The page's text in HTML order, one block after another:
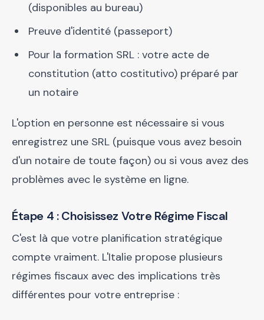
(disponibles au bureau)
Preuve d'identité (passeport)
Pour la formation SRL : votre acte de
constitution (atto costitutivo) préparé par
un notaire
L'option en personne est nécessaire si vous
enregistrez une SRL (puisque vous avez besoin
d'un notaire de toute façon) ou si vous avez des
problèmes avec le système en ligne.
Étape 4 : Choisissez Votre Régime Fiscal
C'est là que votre planification stratégique
compte vraiment. L'Italie propose plusieurs
régimes fiscaux avec des implications très
différentes pour votre entreprise :